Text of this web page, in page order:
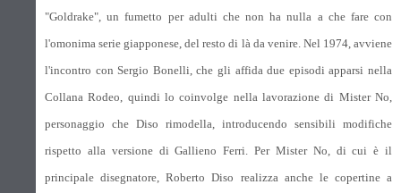
"Goldrake", un fumetto per adulti che non ha nulla a che fare con
l'omonima serie giapponese, del resto di là da venire. Nel 1974, avviene
l'incontro con Sergio Bonelli, che gli affida due episodi apparsi nella
Collana Rodeo, quindi lo coinvolge nella lavorazione di Mister No,
personaggio che Diso rimodella, introducendo sensibili modifiche
rispetto alla versione di Gallieno Ferri. Per Mister No, di cui è il
principale disegnatore, Roberto Diso realizza anche le copertine a